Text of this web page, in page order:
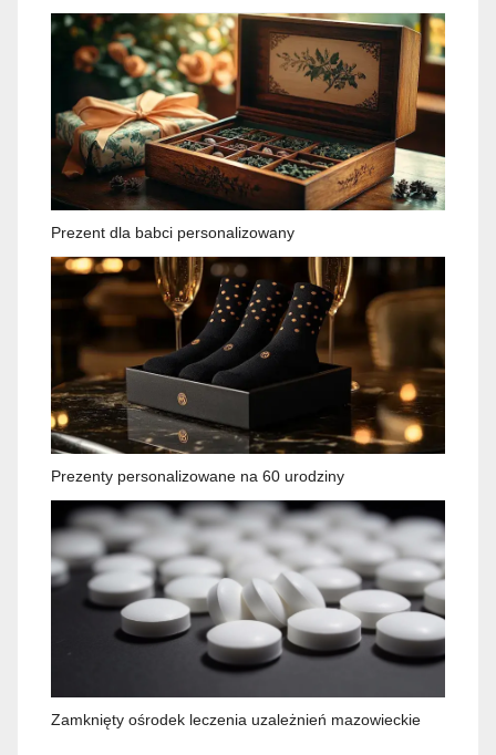
Prezent dla babci personalizowany
Prezenty personalizowane na 60 urodziny
Zamknięty ośrodek leczenia uzależnień mazowieckie